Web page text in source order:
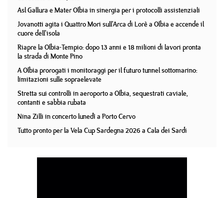
Asl Gallura e Mater Olbia in sinergia per i protocolli assistenziali
Jovanotti agita i Quattro Mori sull'Arca di Lorè a Olbia e accende il
cuore dell'isola
Riapre la Olbia-Tempio: dopo 13 anni e 18 milioni di lavori pronta
la strada di Monte Pino
A Olbia prorogati i monitoraggi per il futuro tunnel sottomarino:
limitazioni sulle sopraelevate
Stretta sui controlli in aeroporto a Olbia, sequestrati caviale,
contanti e sabbia rubata
Nina Zilli in concerto lunedì a Porto Cervo
Tutto pronto per la Vela Cup Sardegna 2026 a Cala dei Sardi